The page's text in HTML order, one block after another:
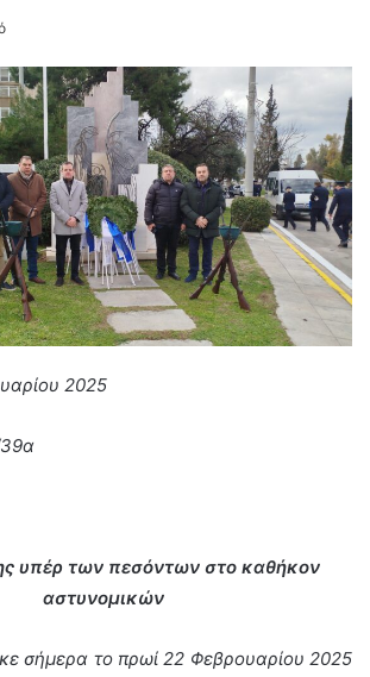
2025
υπέρ των πεσόντων στο καθήκον
αστυνομικών
σήμερα το πρωί 22 Φεβρουαρίου 2025